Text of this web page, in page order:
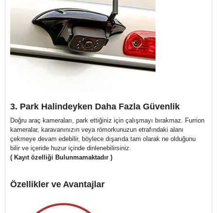
3. Park Halindeyken Daha Fazla Güvenlik
Doğru araç kameraları, park ettiğiniz için çalışmayı bırakmaz. Furrion
kameralar, karavanınızın veya römorkunuzun etrafındaki alanı
çekmeye devam edebilir, böylece dışarıda tam olarak ne olduğunu
bilir ve içeride huzur içinde dinlenebilirsiniz.
( Kayıt özelliği Bulunmamaktadır )
Özellikler ve Avantajlar